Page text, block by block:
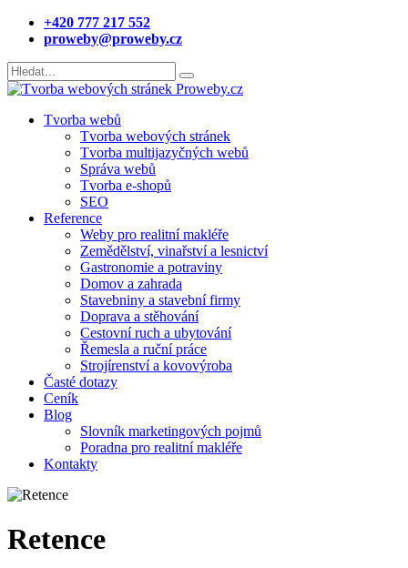
+420 777 217 552
proweby@proweby.cz
Tvorba webů
Tvorba webových stránek
Tvorba multijazyčných webů
Správa webů
Tvorba e-shopů
SEO
Reference
Weby pro realitní makléře
Zemědělství, vinařství a lesnictví
Gastronomie a potraviny
Domov a zahrada
Stavebniny a stavební firmy
Doprava a stěhování
Cestovní ruch a ubytování
Řemesla a ruční práce
Strojírenství a kovovýroba
Časté dotazy
Ceník
Blog
Slovník marketingových pojmů
Poradna pro realitní makléře
Kontakty
Retence